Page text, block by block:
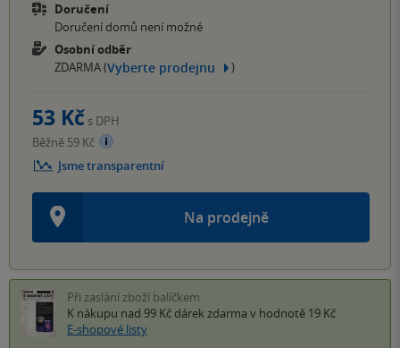
Doručení
Doručení domů není možné
Osobní odběr
ZDARMA (Vyberte prodejnu )
Na prodejně
53 Kč s DPH
Běžně 59 Kč
Jsme transparentní
Při zaslání zboží balíčkem
K nákupu nad 99 Kč dárek zdarma v hodnotě 19 Kč
E-shopové listy